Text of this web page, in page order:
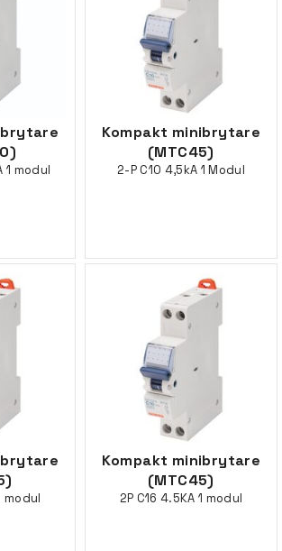
1 modul
Kompakt minibrytare
(MTC45)
2-P C10 4,5kA 1 Modul
modul
Kompakt minibrytare
(MTC45)
2P C16 4.5KA 1 modul